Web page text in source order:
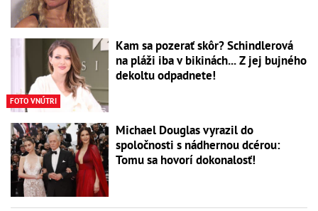
FOTO VNÚTRI
Kam sa pozerať skôr? Schindlerová
na pláži iba v bikinách... Z jej bujného
dekoltu odpadnete!
Michael Douglas vyrazil do
spoločnosti s nádhernou dcérou:
Tomu sa hovorí dokonalosť!